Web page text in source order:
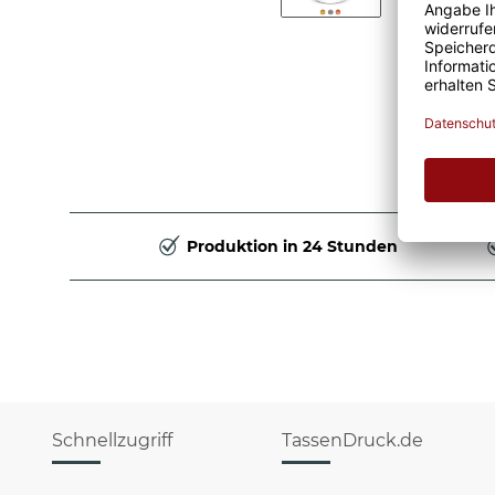
Produktion in 24 Stunden
Schnellzugriff TassenDruck.de